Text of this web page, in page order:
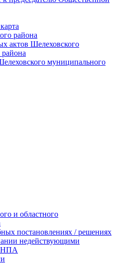
района
актов Шелеховского
муниципального
и областного
постановлениях / решениях
недействующими
НПА